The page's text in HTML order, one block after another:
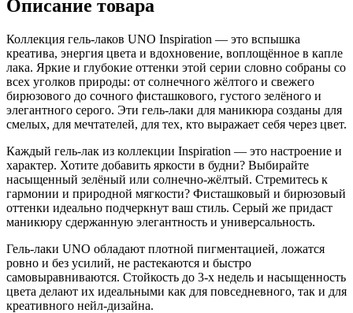
Описание товара
Коллекция гель-лаков UNO Inspiration — это вспышка
креатива, энергия цвета и вдохновение, воплощённое в капле
лака. Яркие и глубокие оттенки этой серии словно собраны со
всех уголков природы: от солнечного жёлтого и свежего
бирюзового до сочного фисташкового, густого зелёного и
элегантного серого. Эти гель-лаки для маникюра созданы для
смелых, для мечтателей, для тех, кто выражает себя через цвет.
Каждый гель-лак из коллекции Inspiration — это настроение и
характер. Хотите добавить яркости в будни? Выбирайте
насыщенный зелёный или солнечно-жёлтый. Стремитесь к
гармонии и природной мягкости? Фисташковый и бирюзовый
оттенки идеально подчеркнут ваш стиль. Серый же придаст
маникюру сдержанную элегантность и универсальность.
Гель-лаки UNO обладают плотной пигментацией, ложатся
ровно и без усилий, не растекаются и быстро
самовыравниваются. Стойкость до 3-х недель и насыщенность
цвета делают их идеальными как для повседневного, так и для
креативного нейл-дизайна.